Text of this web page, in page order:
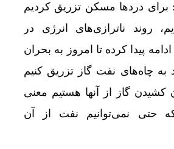
برای دردها مسکن تزریق کردیم
روند ناترازی‌های انرژی در
پیدا کرده تا امروز به بحران
به چاه‌های نفت گاز تزریق کنیم
کشیدن گاز از آنها هستیم معنی
حتی نمی‌توانیم نفت از آن